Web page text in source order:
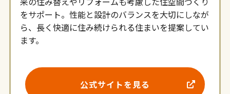
をサポート。性能と設計のバランスを大切にしなが
ら、長く快適に住み続けられる住まいを提案してい
ます。
公式サイトを見る